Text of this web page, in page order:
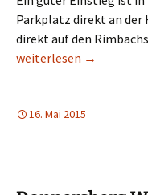
Parkplatz direkt an der
direkt auf den
Rimbach-Steig
weiterlesen →
16. Mai 2015